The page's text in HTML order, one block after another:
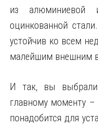
из алюминиевой
оцинкованной
устойчив ко всем
малейшим внешним
И так, вы
главному моменту
понадобится для